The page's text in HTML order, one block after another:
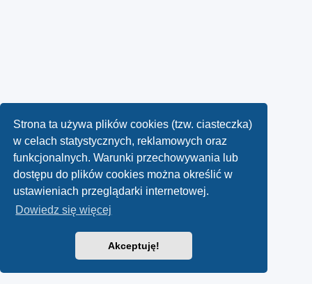
Strona ta używa plików cookies (tzw. ciasteczka)
w celach statystycznych, reklamowych oraz
funkcjonalnych. Warunki przechowywania lub
dostępu do plików cookies można określić w
ustawieniach przeglądarki internetowej.
Dowiedz się więcej
Akceptuję!